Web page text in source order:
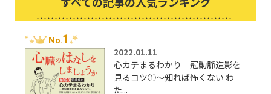
No.1
2022.01.11
心カテまるわかり｜冠動脈造影を
見るコツ①～知れば怖くない わ
た...